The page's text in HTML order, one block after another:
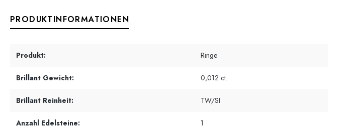
PRODUKTINFORMATIONEN
Produkt: Ringe
Brillant Gewicht: 0,012 ct.
Brillant Reinheit: TW/SI
Anzahl Edelsteine: 1